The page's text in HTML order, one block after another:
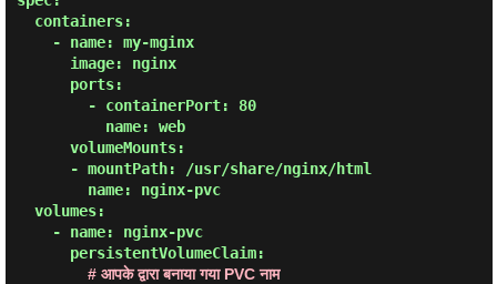
# आपके द्वारा बनाया गया PVC नाम